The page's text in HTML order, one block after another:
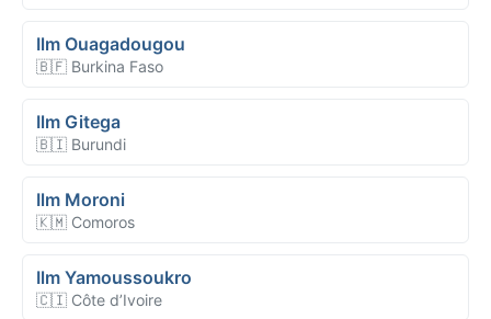
Ilm Ouagadougou
🇧🇫 Burkina Faso
Ilm Gitega
🇧🇮 Burundi
Ilm Moroni
🇰🇲 Comoros
Ilm Yamoussoukro
🇨🇮 Côte d’Ivoire